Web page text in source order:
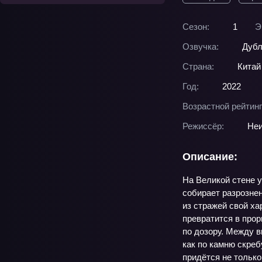
Сезон: 1
Озвучка:
Страна:
Китай
Год:
2022
Возрастной
Режиссёр:
Описание:
На Великой стене
собирает
из стражей свой
превратится в
по дозору. Между
как по камню
придётся не